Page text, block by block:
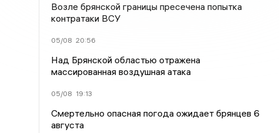
Возле брянской границы пресечена попытка
контратаки ВСУ
05/08 20:56
Над Брянской областью отражена
массированная воздушная атака
05/08 19:13
Смертельно опасная погода ожидает брянцев 6
августа